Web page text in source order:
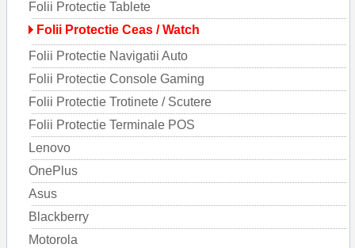
Folii Protectie Tablete
Folii Protectie Ceas / Watch
Folii Protectie Navigatii Auto
Folii Protectie Console Gaming
Folii Protectie Trotinete / Scutere
Folii Protectie Terminale POS
Lenovo
OnePlus
Asus
Blackberry
Motorola